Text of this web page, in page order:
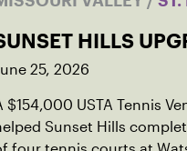
HILLS
25, 2026
$154,000 USTA Tennis
Sunset Hills